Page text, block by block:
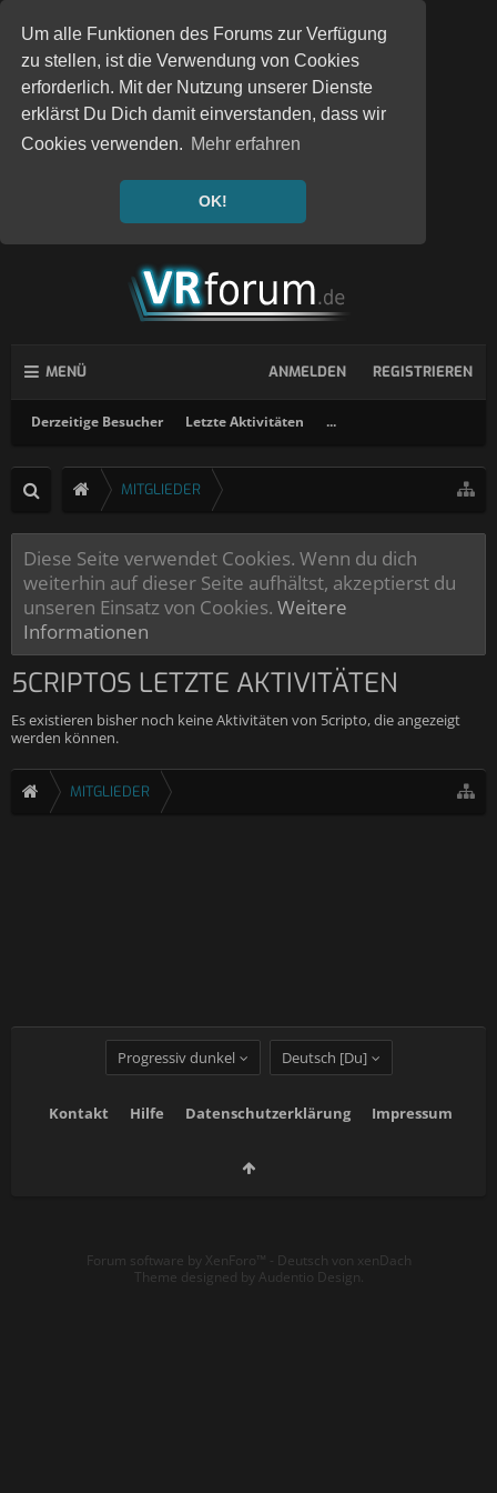
Um alle Funktionen des Forums zur Verfügung
zu stellen, ist die Verwendung von Cookies
erforderlich. Mit der Nutzung unserer Dienste
erklärst Du Dich damit einverstanden, dass wir
Cookies verwenden. Mehr erfahren
OK!
MENÜ
Derzeitige Besucher Letzte Aktivitäten ...
ANMELDEN REGISTRIEREN
MITGLIEDER
Diese Seite verwendet Cookies. Wenn du dich
weiterhin auf dieser Seite aufhältst, akzeptierst du
unseren Einsatz von Cookies. Weitere
Informationen
5CRIPTOS LETZTE AKTIVITÄTEN
Es existieren bisher noch keine Aktivitäten von 5cripto, die angezeigt
werden können.
MITGLIEDER
Progressiv dunkel Deutsch [Du]
Kontakt Hilfe Datenschutzerklärung Impressum
Forum software by XenForo™ - Deutsch von xenDach
Theme designed by Audentio Design.